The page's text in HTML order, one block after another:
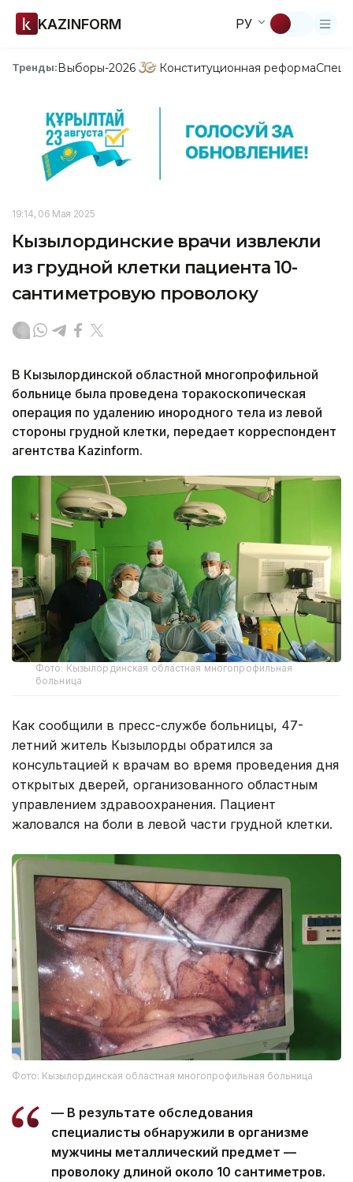
KAZINFORM РУ
Тренды:Выборы-2026 Конституционная реформа
19:14, 06 Мая 2025
Кызылординские врачи извлекли
из грудной клетки пациента 10-
сантиметровую проволоку
В Кызылординской областной многопрофильной
больнице была проведена торакоскопическая
операция по удалению инородного тела из левой
стороны грудной клетки, передает корреспондент
агентства Kazinform.
Фото: Кызылординская областная многопрофильная
больница
Как сообщили в пресс-службе больницы, 47-
летний житель Кызылорды обратился за
консультацией к врачам во время проведения дня
открытых дверей, организованного областным
управлением здравоохранения. Пациент
жаловался на боли в левой части грудной клетки.
Фото: Кызылординская областная многопрофильная больница
— В результате обследования
специалисты обнаружили в организме
мужчины металлический предмет —
проволоку длиной около 10 сантиметров.